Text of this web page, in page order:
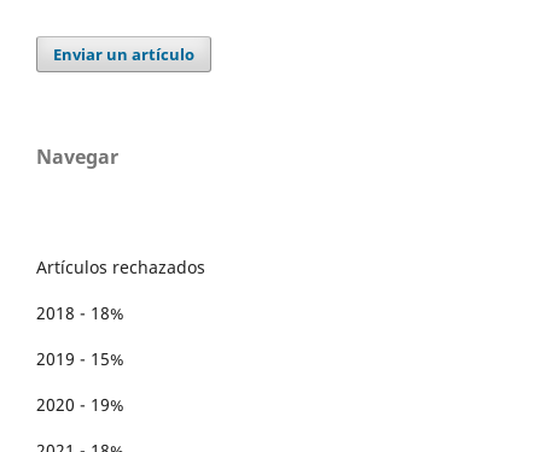
Enviar un artículo
Navegar
Artículos rechazados
2018 - 18%
2019 - 15%
2020 - 19%